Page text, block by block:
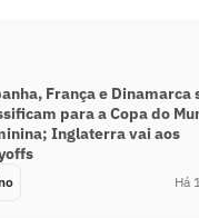
França e Dinamarca
para a Copa do
Inglaterra vai aos
Há